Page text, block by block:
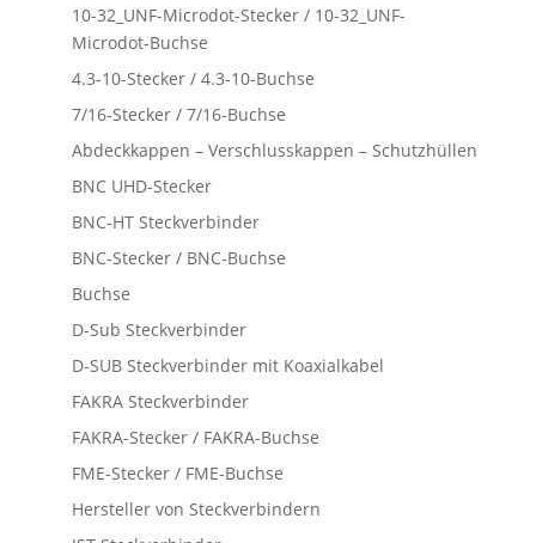
10-32_UNF-Microdot-Stecker / 10-32_UNF-
Microdot-Buchse
4.3-10-Stecker / 4.3-10-Buchse
7/16-Stecker / 7/16-Buchse
Abdeckkappen – Verschlusskappen – Schutzhüllen
BNC UHD-Stecker
BNC-HT Steckverbinder
BNC-Stecker / BNC-Buchse
Buchse
D-Sub Steckverbinder
D-SUB Steckverbinder mit Koaxialkabel
FAKRA Steckverbinder
FAKRA-Stecker / FAKRA-Buchse
FME-Stecker / FME-Buchse
Hersteller von Steckverbindern